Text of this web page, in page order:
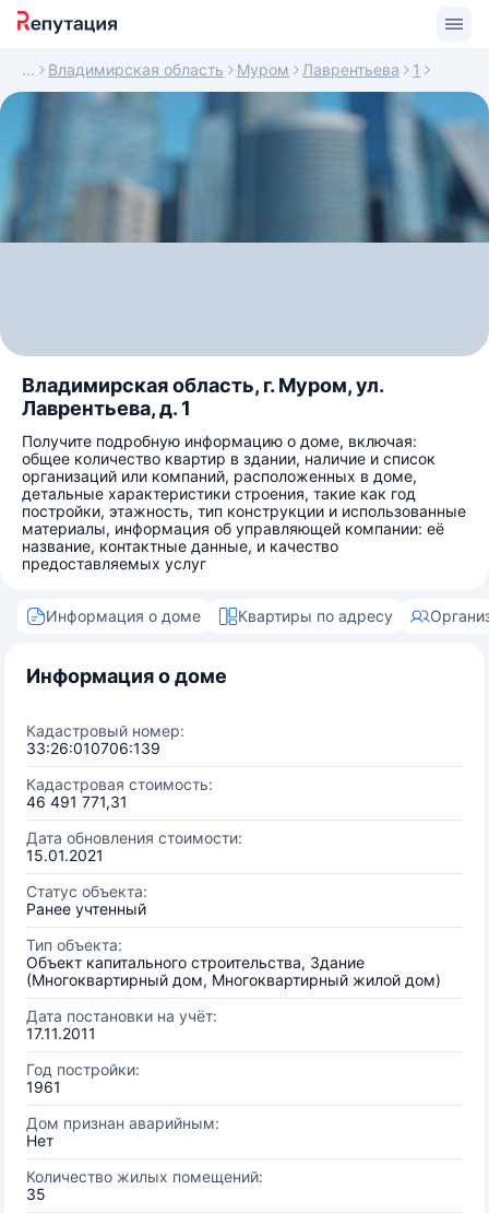
Владимирская область Муром Лаврентьева 1
Владимирская область, г. Муром, ул.
Лаврентьева, д. 1
Получите подробную информацию о доме, включая:
общее количество квартир в здании, наличие и список
организаций или компаний, расположенных в доме,
детальные характеристики строения, такие как год
постройки, этажность, тип конструкции и использованные
материалы, информация об управляющей компании: её
название, контактные данные, и качество
предоставляемых услуг
Информация о доме Квартиры по адресу
Информация о доме
Кадастровый номер:
33:26:010706:139
Кадастровая стоимость:
46 491 771,31
Дата обновления стоимости:
15.01.2021
Статус объекта:
Ранее учтенный
Тип объекта:
Объект капитального строительства, Здание
(Многоквартирный дом, Многоквартирный жилой дом)
Дата постановки на учёт:
17.11.2011
Год постройки:
1961
Дом признан аварийным:
Нет
Количество жилых помещений:
35